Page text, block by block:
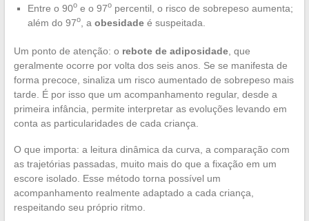
Entre o 90oe o 97opercentil, o risco de sobrepeso aumenta;
além do 97o, a obesidadeé suspeitada.
Um ponto de atenção: o rebote de adiposidade, que
geralmente ocorre por volta dos seis anos. Se se manifesta de
forma precoce, sinaliza um risco aumentado de sobrepeso mais
tarde. É por isso que um acompanhamento regular, desde a
primeira infância, permite interpretar as evoluções levando em
conta as particularidades de cada criança.
O que importa: a leitura dinâmica da curva, a comparação com
as trajetórias passadas, muito mais do que a fixação em um
escore isolado. Esse método torna possível um
acompanhamento realmente adaptado a cada criança,
respeitando seu próprio ritmo.